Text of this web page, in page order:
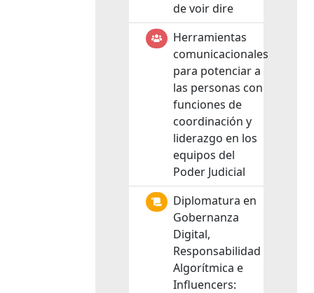
de voir dire
Herramientas
comunicacionales
para potenciar a
las personas con
funciones de
coordinación y
liderazgo en los
equipos del
Poder Judicial
Diplomatura en
Gobernanza
Digital,
Responsabilidad
Algorítmica e
Influencers: